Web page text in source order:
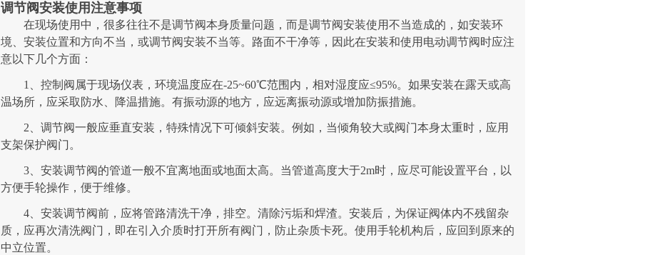
调节阀安装使用注意事项
在现场使用中，很多往往不是调节阀本身质量问题，而是调节阀安装使用不当造成的，如安装环
境、安装位置和方向不当，或调节阀安装不当等。路面不干净等，因此在安装和使用电动调节阀时应注
意以下几个方面：
1、控制阀属于现场仪表，环境温度应在-25~60℃范围内，相对湿度应≤95%。如果安装在露天或高
温场所，应采取防水、降温措施。有振动源的地方，应远离振动源或增加防振措施。
2、调节阀一般应垂直安装，特殊情况下可倾斜安装。例如，当倾角较大或阀门本身太重时，应用
支架保护阀门。
3、安装调节阀的管道一般不宜离地面或地面太高。当管道高度大于2m时，应尽可能设置平台，以
方便手轮操作，便于维修。
4、安装调节阀前，应将管路清洗干净，排空。清除污垢和焊渣。安装后，为保证阀体内不残留杂
质，应再次清洗阀门，即在引入介质时打开所有阀门，防止杂质卡死。使用手轮机构后，应回到原来的
中立位置。